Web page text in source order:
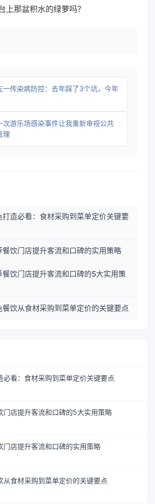
上那盆积水的绿萝吗？
一传染病防控：去年踩了3个坑，今年
次游乐场感染事件让我重新审视公共
理
造必看：食材采购到菜单定价关键要
饮门店提升客流和口碑的实用策略
餐饮门店提升客流和口碑的5大实用策
饮从食材采购到菜单定价的关键要点
必看：食材采购到菜单定价关键要点
门店提升客流和口碑的5大实用策略
门店提升客流和口碑的实用策略
从食材采购到菜单定价的关键要点